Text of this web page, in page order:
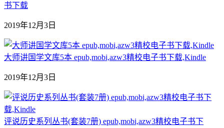
书下载
2019年12月3日
大师讲国学文库5本 epub,mobi,azw3精校电子书下载,Kindle
2019年12月3日
评说历史系列丛书(套装7册) epub,mobi,azw3精校电子书下